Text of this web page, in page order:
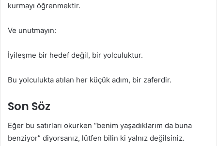
kurmayı öğrenmektir.
Ve unutmayın:
İyileşme bir hedef değil, bir yolculuktur.
Bu yolculukta atılan her küçük adım, bir zaferdir.
Son Söz
Eğer bu satırları okurken “benim yaşadıklarım da buna
benziyor” diyorsanız, lütfen bilin ki yalnız değilsiniz.